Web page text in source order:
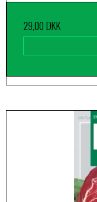
29,00 DKK